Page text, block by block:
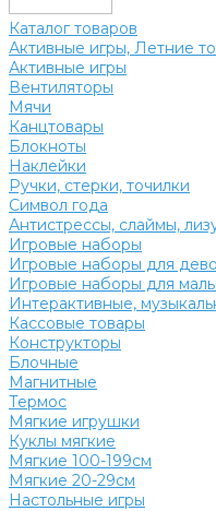
Каталог товаров
Активные игры, Летние
Активные игры
Вентиляторы
Мячи
Канцтовары
Блокноты
Наклейки
Ручки, стерки, точилки
Символ года
Антистрессы, слаймы,
Игровые наборы
Игровые наборы для
Игровые наборы для
Интерактивные,
Кассовые товары
Конструкторы
Блочные
Магнитные
Термос
Мягкие игрушки
Куклы мягкие
Мягкие 100-199см
Мягкие 20-29см
Настольные игры